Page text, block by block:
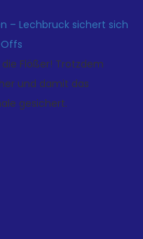
– Lechbruck sichert sich
Flößer! Trotzdem
und damit das
gesichert.